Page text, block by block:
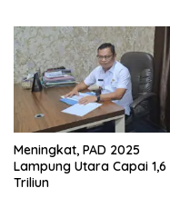
Meningkat, PAD 2025
Lampung Utara Capai 1,6
Triliun